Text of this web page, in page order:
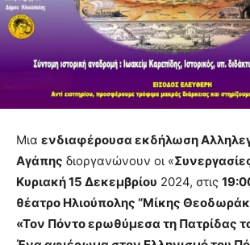
Μια ενδιαφέρουσα εκδήλωση
Αγάπης διοργανώνουν οι «
Κυριακή 15 Δεκεμβρίου 2024, στις
θέατρο Ηλιούπολης “Μίκης
«Τον Πόντο ερωθύμεσα τη Πατρίδας